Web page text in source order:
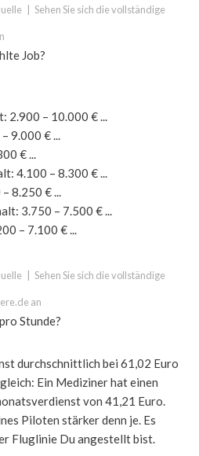
Sehen Sie sich die vollständige
Job?
2.900 – 10.000 € ...
9.000 € ...
€ ...
4.100 – 8.300 € ...
8.250 € ...
3.750 – 7.500 € ...
– 7.100 € ...
Sehen Sie sich die vollständige
an
Stunde?
durchschnittlich bei 61,02 Euro
Ein Mediziner hat einen
von 41,21 Euro.
Piloten stärker denn je. Es
Fluglinie Du angestellt bist.